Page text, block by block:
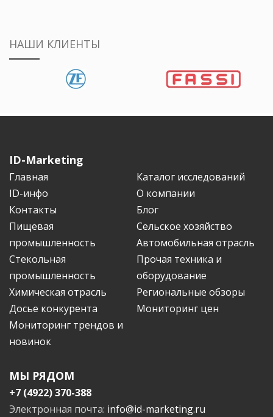
НАШИ КЛИЕНТЫ
ID-Marketing
Главная
Каталог исследований
ID-инфо
О компании
Контакты
Блог
Пищевая
промышленность
Сельское хозяйство
Автомобильная отрасль
Стекольная
промышленность
Прочая техника и
оборудование
Химическая отрасль
Региональные обзоры
Досье конкурента
Мониторинг цен
Мониторинг трендов и
новинок
МЫ РЯДОМ
+7 (4922) 370-388
Электронная почта: info@id-marketing.ru